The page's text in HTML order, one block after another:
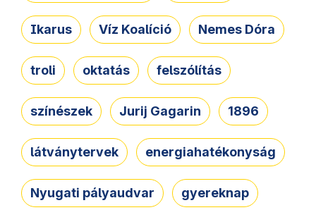
Ikarus Víz Koalíció Nemes Dóra
troli oktatás felszólítás
színészek Jurij Gagarin 1896
látványtervek energiahatékonyság
Nyugati pályaudvar gyereknap